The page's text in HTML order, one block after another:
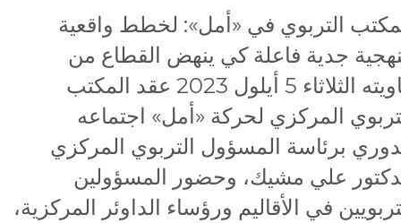
التربوي في «أمل»: لخطط واقعية
جدية فاعلة كي ينهض القطاع من
هاويته الثلاثاء 5 أيلول 2023 عقد المكتب
المركزي لحركة «أمل» اجتماعه
برئاسة المسؤول التربوي المركزي
علي مشيك، وحضور المسؤولين
في الأقاليم ورؤساء الداوئر المركزية،